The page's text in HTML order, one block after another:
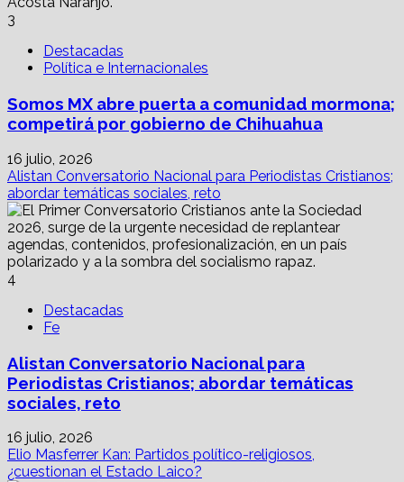
3
Destacadas
Política e Internacionales
Somos MX abre puerta a comunidad mormona;
competirá por gobierno de Chihuahua
16 julio, 2026
Alistan Conversatorio Nacional para Periodistas Cristianos;
abordar temáticas sociales, reto
4
Destacadas
Fe
Alistan Conversatorio Nacional para
Periodistas Cristianos; abordar temáticas
sociales, reto
16 julio, 2026
Elio Masferrer Kan: Partidos político-religiosos,
¿cuestionan el Estado Laico?